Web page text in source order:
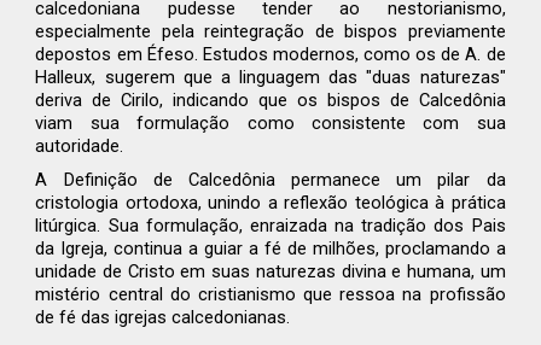
calcedoniana pudesse tender ao nestorianismo,
especialmente pela reintegração de bispos previamente
depostos em Éfeso. Estudos modernos, como os de A. de
Halleux, sugerem que a linguagem das "duas naturezas"
deriva de Cirilo, indicando que os bispos de Calcedônia
viam sua formulação como consistente com sua
autoridade.
A Definição de Calcedônia permanece um pilar da
cristologia ortodoxa, unindo a reflexão teológica à prática
litúrgica. Sua formulação, enraizada na tradição dos Pais
da Igreja, continua a guiar a fé de milhões, proclamando a
unidade de Cristo em suas naturezas divina e humana, um
mistério central do cristianismo que ressoa na profissão
de fé das igrejas calcedonianas.